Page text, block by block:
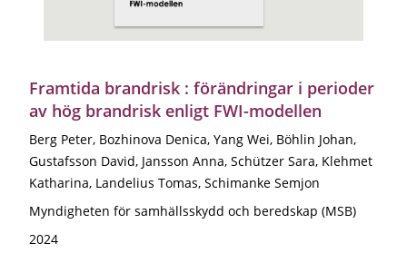
Framtida brandrisk : förändringar i perioder
av hög brandrisk enligt FWI-modellen
Berg Peter, Bozhinova Denica, Yang Wei, Böhlin Johan,
Gustafsson David, Jansson Anna, Schützer Sara, Klehmet
Katharina, Landelius Tomas, Schimanke Semjon
Myndigheten för samhällsskydd och beredskap (MSB)
2024